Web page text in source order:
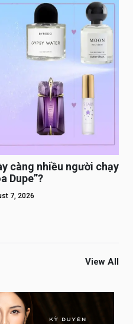
càng nhiều người chạy
Dupe”?
7, 2026
View All